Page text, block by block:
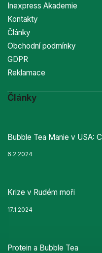
Inexpress Akademie
Kontakty
Články
Obchodní podmínky
GDPR
Reklamace
Články
Bubble Tea Manie v USA:
6.2.2024
Krize v Rudém moři
17.1.2024
Protein a Bubble Tea